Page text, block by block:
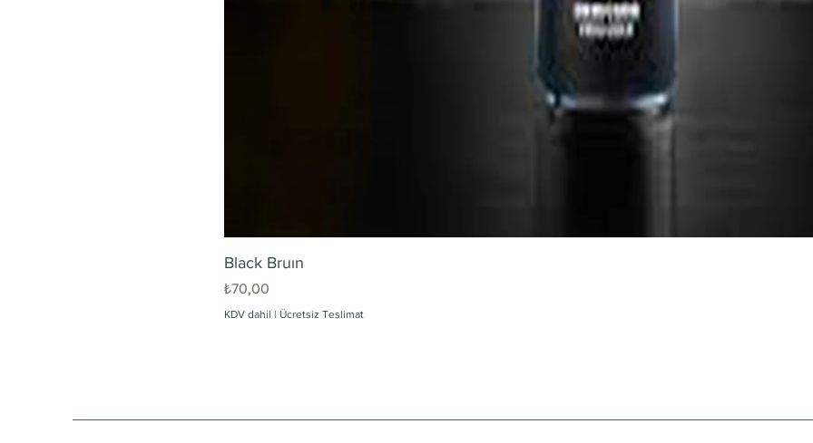
Black Bruın
Fiyat
₺70,00
KDV dahil | Ücretsiz Teslimat